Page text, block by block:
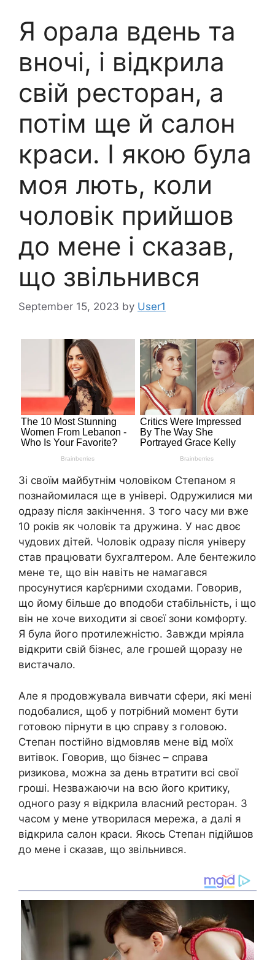
Я орала вдень та
вночі, і відкрила
свій ресторан, а
потім ще й салон
краси. І якою була
моя лють, коли
чоловік прийшов
до мене і сказав,
що звільнився
September 15, 2023 by User1
Зі своїм майбутнім чоловіком Степаном я
познайомилася ще в універі. Одружилися ми
одразу після закінчення. З того часу ми вже
10 років як чоловік та дружина. У нас двоє
чудових дітей. Чоловік одразу після універу
став працювати бухгалтером. Але бентежило
мене те, що він навіть не намагався
просунутися кар’єрними сходами. Говорив,
що йому більше до вподоби стабільність, і що
він не хоче виходити зі своєї зони комфорту.
Я була його протилежністю. Завжди мріяла
відкрити свій бізнес, але грошей щоразу не
вистачало.
Але я продовжувала вивчати сфери, які мені
подобалися, щоб у потрібний момент бути
готовою пірнути в цю справу з головою.
Степан постійно відмовляв мене від моїх
витівок. Говорив, що бізнес – справа
ризикова, можна за день втратити всі свої
гроші. Незважаючи на всю його критику,
одного разу я відкрила власний ресторан. З
часом у мене утворилася мережа, а далі я
відкрила салон краси. Якось Степан підійшов
до мене і сказав, що звільнився.